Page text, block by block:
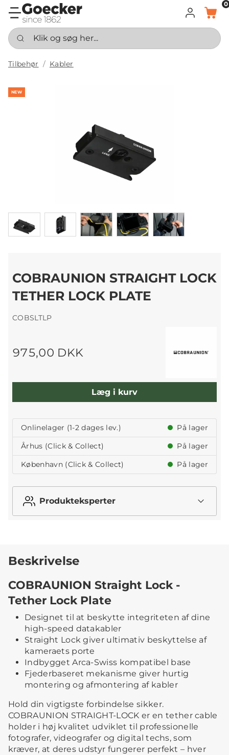
LOG INDKURV
0
Klik og søg her...
Tilbehør Kabler
NEW
COBRAUNION STRAIGHT LOCK
TETHER LOCK PLATE
COBSLTLP
975,00 DKK
Læg i kurv
Onlinelager (1-2 dages lev.)
På lager
Århus (Click & Collect)
På lager
København (Click & Collect)
På lager
Produkteksperter
Beskrivelse
COBRAUNION Straight Lock -
Tether Lock Plate
Designet til at beskytte integriteten af dine
high-speed datakabler
Straight Lock giver ultimativ beskyttelse af
kameraets porte
Indbygget Arca-Swiss kompatibel base
Fjederbaseret mekanisme giver hurtig
montering og afmontering af kabler
Hold din vigtigste forbindelse sikker.
COBRAUNION STRAIGHT-LOCK er en tether cable
holder i høj kvalitet udviklet til professionelle
fotografer, videografer og digital techs, som
kræver, at deres udstyr fungerer perfekt – hver